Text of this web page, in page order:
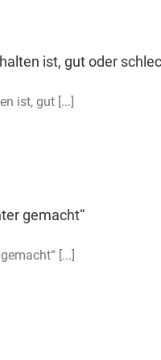
ist, gut oder
ist, gut [...]
gemacht“
[...]